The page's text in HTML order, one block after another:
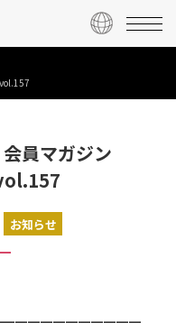
会員マガジン
お知らせ